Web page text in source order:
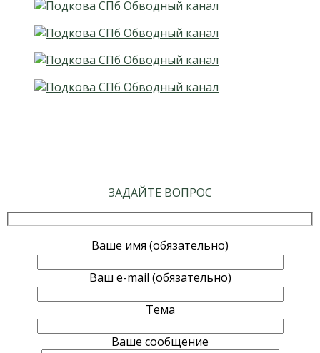
ЗАДАЙТЕ ВОПРОС
Ваше имя (обязательно)
Ваш e-mail (обязательно)
Тема
Ваше сообщение